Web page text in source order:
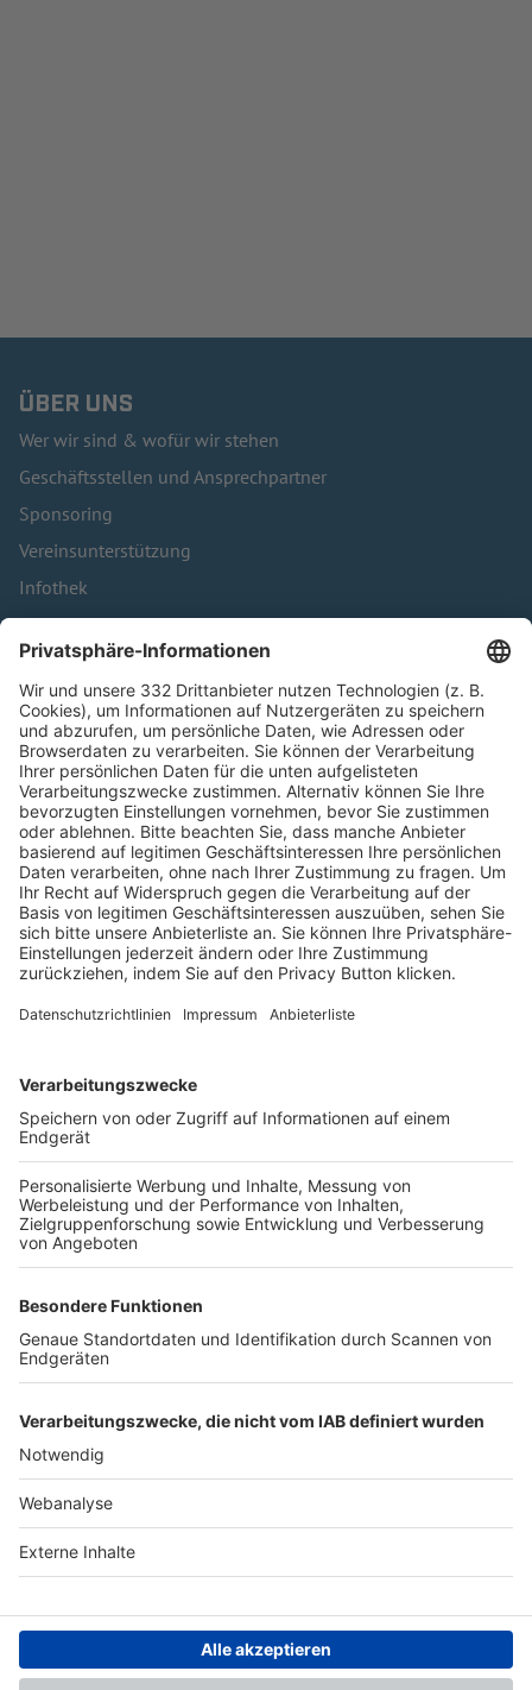
ÜBER UNS
Wer wir sind & wofür wir stehen
Geschäftsstellen und Ansprechpartner
Sponsoring
Vereinsunterstützung
Infothek
Kontakt
HÄUFIG BESUCHTE SEITEN
Pässe und Vereinswechsel
Trainerausbildung
Schulungsangebot Vereinsmitarbeiter
BFV-Geschäftsstellen
Trainerbörse
Login SpielPlus
FOLGE DEM BFV
TOP-VEREINE
TOP-PARTNER
SFV DFB
Nutzungsbedingungen Datenschutz Impressum
Ihr Gerät wird möglicherweise
nicht vollständig unterstützt.